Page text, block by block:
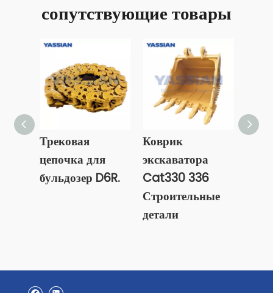
сопутствующие товары
Трековая
цепочка для
бульдозер D6R.
Коврик
экскаватора
Cat330 336
Строительные
детали